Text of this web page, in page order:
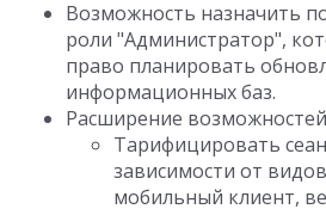
Возможность назначить
роли "Администратор",
право планировать
информационных баз.
Расширение
Тарифицировать
зависимости от
мобильный клиент,